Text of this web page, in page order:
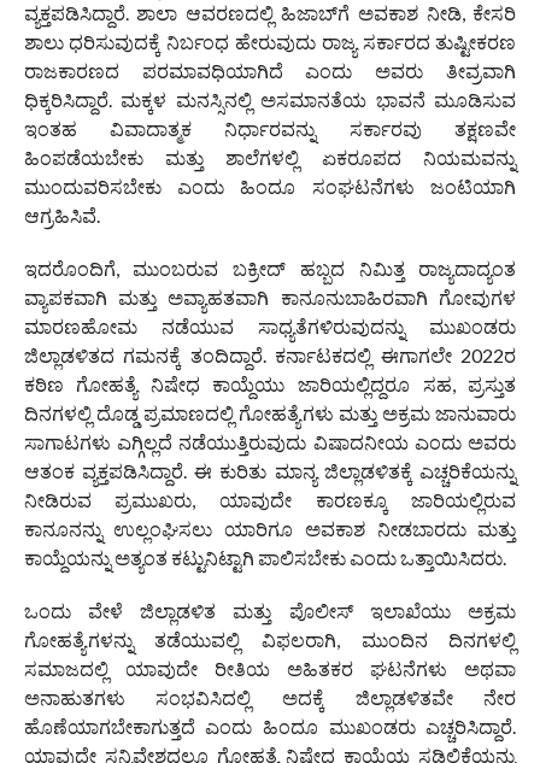
ವ್ಯಕ್ತಪಡಿಸಿದ್ದಾರೆ. ಶಾಲಾ ಆವರಣದಲ್ಲಿ ಹಿಜಾಬ್‌ಗೆ ಅವಕಾಶ ನೀಡಿ, ಕೇಸರಿ
ಶಾಲು ಧರಿಸುವುದಕ್ಕೆ ನಿರ್ಬಂಧ ಹೇರುವುದು ರಾಜ್ಯ ಸರ್ಕಾರದ ತುಷ್ಟೀಕರಣ
ರಾಜಕಾರಣದ ಪರಮಾವಧಿಯಾಗಿದೆ ಎಂದು ಅವರು ತೀವ್ರವಾಗಿ
ಧಿಕ್ಕರಿಸಿದ್ದಾರೆ. ಮಕ್ಕಳ ಮನಸ್ಸಿನಲ್ಲಿ ಅಸಮಾನತೆಯ ಭಾವನೆ ಮೂಡಿಸುವ
ಇಂತಹ ವಿವಾದಾತ್ಮಕ ನಿರ್ಧಾರವನ್ನು ಸರ್ಕಾರವು ತಕ್ಷಣವೇ
ಹಿಂಪಡೆಯಬೇಕು ಮತ್ತು ಶಾಲೆಗಳಲ್ಲಿ ಏಕರೂಪದ ನಿಯಮವನ್ನು
ಮುಂದುವರಿಸಬೇಕು ಎಂದು ಹಿಂದೂ ಸಂಘಟನೆಗಳು ಜಂಟಿಯಾಗಿ
ಆಗ್ರಹಿಸಿವೆ.
ಇದರೊಂದಿಗೆ, ಮುಂಬರುವ ಬಕ್ರೀದ್ ಹಬ್ಬದ ನಿಮಿತ್ತ ರಾಜ್ಯದಾದ್ಯಂತ
ವ್ಯಾಪಕವಾಗಿ ಮತ್ತು ಅವ್ಯಾಹತವಾಗಿ ಕಾನೂನುಬಾಹಿರವಾಗಿ ಗೋವುಗಳ
ಮಾರಣಹೋಮ ನಡೆಯುವ ಸಾಧ್ಯತೆಗಳಿರುವುದನ್ನು ಮುಖಂಡರು
ಜಿಲ್ಲಾಡಳಿತದ ಗಮನಕ್ಕೆ ತಂದಿದ್ದಾರೆ. ಕರ್ನಾಟಕದಲ್ಲಿ ಈಗಾಗಲೇ 2022ರ
ಕಠಿಣ ಗೋಹತ್ಯೆ ನಿಷೇಧ ಕಾಯ್ದೆಯು ಜಾರಿಯಲ್ಲಿದ್ದರೂ ಸಹ, ಪ್ರಸ್ತುತ
ದಿನಗಳಲ್ಲಿ ದೊಡ್ಡ ಪ್ರಮಾಣದಲ್ಲಿ ಗೋಹತ್ಯೆಗಳು ಮತ್ತು ಅಕ್ರಮ ಜಾನುವಾರು
ಸಾಗಾಟಗಳು ಎಗ್ಗಿಲ್ಲದೆ ನಡೆಯುತ್ತಿರುವುದು ವಿಷಾದನೀಯ ಎಂದು ಅವರು
ಆತಂಕ ವ್ಯಕ್ತಪಡಿಸಿದ್ದಾರೆ. ಈ ಕುರಿತು ಮಾನ್ಯ ಜಿಲ್ಲಾಡಳಿತಕ್ಕೆ ಎಚ್ಚರಿಕೆಯನ್ನು
ನೀಡಿರುವ ಪ್ರಮುಖರು, ಯಾವುದೇ ಕಾರಣಕ್ಕೂ ಜಾರಿಯಲ್ಲಿರುವ
ಕಾನೂನನ್ನು ಉಲ್ಲಂಘಿಸಲು ಯಾರಿಗೂ ಅವಕಾಶ ನೀಡಬಾರದು ಮತ್ತು
ಕಾಯ್ದೆಯನ್ನು ಅತ್ಯಂತ ಕಟ್ಟುನಿಟ್ಟಾಗಿ ಪಾಲಿಸಬೇಕು ಎಂದು ಒತ್ತಾಯಿಸಿದರು.
ಒಂದು ವೇಳೆ ಜಿಲ್ಲಾಡಳಿತ ಮತ್ತು ಪೊಲೀಸ್ ಇಲಾಖೆಯು ಅಕ್ರಮ
ಗೋಹತ್ಯೆಗಳನ್ನು ತಡೆಯುವಲ್ಲಿ ವಿಫಲರಾಗಿ, ಮುಂದಿನ ದಿನಗಳಲ್ಲಿ
ಸಮಾಜದಲ್ಲಿ ಯಾವುದೇ ರೀತಿಯ ಅಹಿತಕರ ಘಟನೆಗಳು ಅಥವಾ
ಅನಾಹುತಗಳು ಸಂಭವಿಸಿದಲ್ಲಿ ಅದಕ್ಕೆ ಜಿಲ್ಲಾಡಳಿತವೇ ನೇರ
ಹೊಣೆಯಾಗಬೇಕಾಗುತ್ತದೆ ಎಂದು ಹಿಂದೂ ಮುಖಂಡರು ಎಚ್ಚರಿಸಿದ್ದಾರೆ.
ಯಾವುದೇ ಸನ್ನಿವೇಶದಲ್ಲೂ ಗೋಹತ್ಯೆ ನಿಷೇಧ ಕಾಯ್ದೆಯ ಸಡಿಲಿಕೆಯನ್ನು